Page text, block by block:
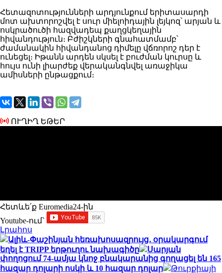
Հետազոտությունների արդյունքում երիտասարդի
մոտ ախտորոշվել է սուր միելոիդային լեյկոզ՝ արյան և
ոսկրածուծի հազվադեպ քաղցկեղային
հիվանդություն։ Բժիշկների գնահատմամբ՝
ժամանակին հիվանդանոց դիմելը վճռորոշ դեր է
ունեցել։ Իթանն արդեն սկսել է բուժման կուրսը և
հույս ունի լիարժեք վերականգնվել առաջիկա
ամիսների ընթացքում։
ՈՒՂԻՂ ԵԹԵՐ
Հետևե՛ք Euromedia24-ին
Youtube-ում`
Լրահոս
Ալիև-Փաշինյան հեռախոսազրույց․ օրակարգում
եղել է TRIPP երթուղու նախագիծը
Սարյան
փողոցում 74-ամյա կնոջ բնակարանից գողացել են 165
հազար դոլարի ոսկի և 10 հազար դոլար
Թուրքիայի